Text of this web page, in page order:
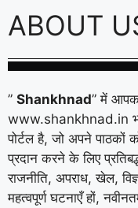
ABOUT
” Shankhnad” में
www.shankhnad.in
पोर्टल है, जो अपने पाठकों
प्रदान करने के लिए
राजनीति, अपराध, खेल,
महत्वपूर्ण घटनाएँ हों,